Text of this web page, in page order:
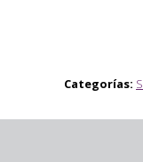
Categorías: